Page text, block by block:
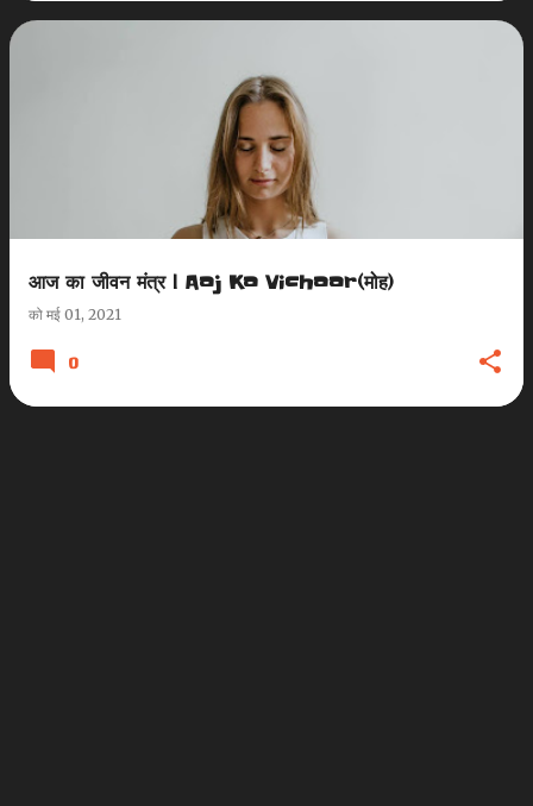
आज का जीवन मंत्र | Aaj Ka Vichaar(मोह)
को मई 01, 2021
0